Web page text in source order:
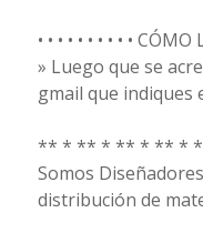
• • • • • • • • • • CÓMO
» Luego que se
gmail que indiques
** * ** * ** * ** *
Somos
distribución de